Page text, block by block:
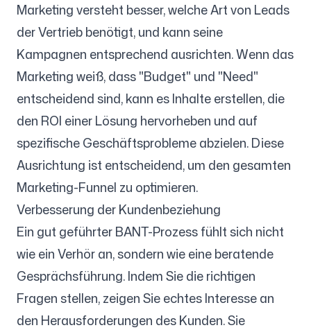
Marketing versteht besser, welche Art von Leads
der Vertrieb benötigt, und kann seine
Kampagnen entsprechend ausrichten. Wenn das
Marketing weiß, dass "Budget" und "Need"
entscheidend sind, kann es Inhalte erstellen, die
den ROI einer Lösung hervorheben und auf
spezifische Geschäftsprobleme abzielen. Diese
Ausrichtung ist entscheidend, um den gesamten
Marketing-Funnel zu optimieren.
Verbesserung der Kundenbeziehung
Ein gut geführter BANT-Prozess fühlt sich nicht
wie ein Verhör an, sondern wie eine beratende
Gesprächsführung. Indem Sie die richtigen
Fragen stellen, zeigen Sie echtes Interesse an
den Herausforderungen des Kunden. Sie